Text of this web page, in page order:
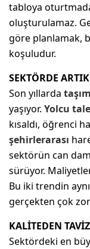
tabloya
oluşturulamaz.
göre planlamak,
koşuludur.
SEKTÖRDE
Son yıllarda
yaşıyor. Yolcu
kısaldı, öğrenci
şehirlerarası
sektörün can
sürüyor.
Bu iki trendin
gerçekten çok
KALİTEDEN
Sektördeki en